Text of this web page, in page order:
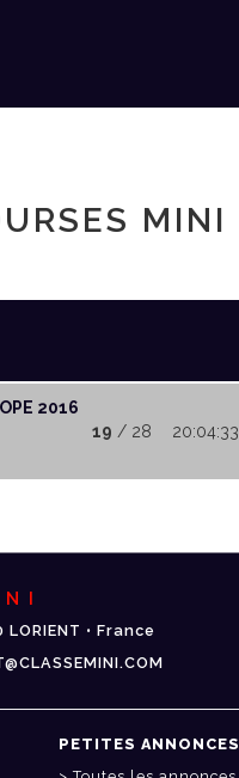
MINI
2016
19 / 28 20:04:33
LORIENT • France
PETITES ANNONCES